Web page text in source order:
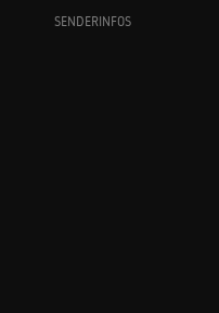
SENDERINFOS